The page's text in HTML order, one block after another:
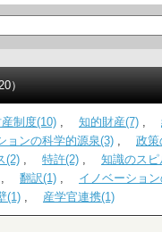
）
制度(10) , 知的財産(7) ,
ョンの科学的源泉(3) , 政策
(2) , 特許(2) , 知識のス
, 翻訳(1) , イノベーショ
(1) , 産学官連携(1)